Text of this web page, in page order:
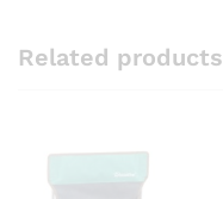
Related products